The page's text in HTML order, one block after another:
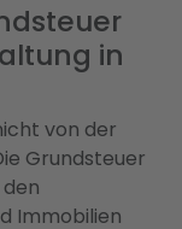
in
von der
Grundsteuer
Immobilien